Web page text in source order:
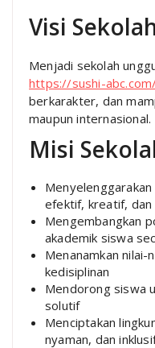
Visi
Menjadi sekolah
https://sushi-
berkarakter, dan
maupun internasional.
Misi
efektif, kreatif,
Mengembangkan
akademik siswa
Menanamkan nilai-
kedisiplinan
Mendorong siswa
solutif
Menciptakan
nyaman, dan